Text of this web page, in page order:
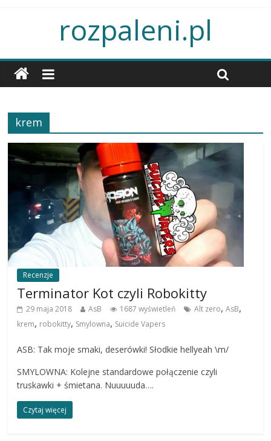
rozpaleni.pl
krem
Recenzje
Terminator Kot czyli Robokitty
29 maja 2018 AsB 1687 wyświetleń Alt zero,AsB,
krem, robokitty, Smylowna, Suicide Vapers
ASB: Tak moje smaki, deserówki! Słodkie hellyeah \m/
SMYLOWNA: Kolejne standardowe połączenie czyli
truskawki + śmietana. Nuuuuuda….
Czytaj więcej